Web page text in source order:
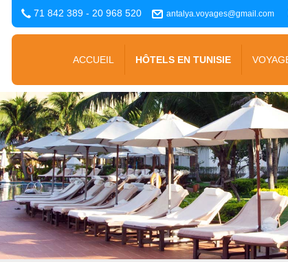
71 842 389 - 20 968 520 antalya.voyages@gmail.com
ACCUEIL HÔTELS EN TUNISIE